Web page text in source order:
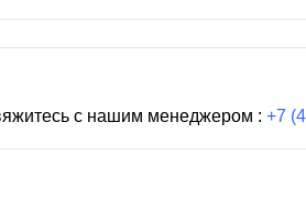
с нашим менеджером : +7